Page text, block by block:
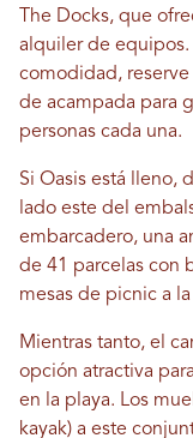
The Docks, que
alquiler de equipos.
comodidad, reserve
de acampada para
personas cada una.
Si Oasis está lleno,
lado este del
embarcadero, una
de 41 parcelas con
mesas de picnic a
Mientras tanto, el
opción atractiva
en la playa. Los
kayak) a este